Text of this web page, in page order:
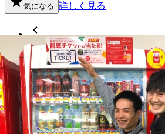
気になる 詳しく見る
1
2
3
...
38
栃木県内の市区町村のド